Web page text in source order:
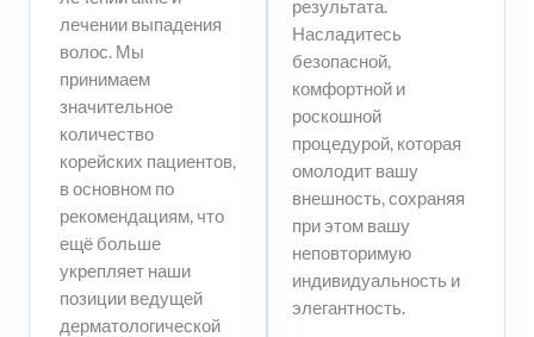
лечении выпадения
волос. Мы
принимаем
значительное
количество
корейских пациентов,
в основном по
рекомендациям, что
ещё больше
укрепляет наши
позиции ведущей
дерматологической
результата.
Насладитесь
безопасной,
комфортной и
роскошной
процедурой, которая
омолодит вашу
внешность, сохраняя
при этом вашу
неповторимую
индивидуальность и
элегантность.